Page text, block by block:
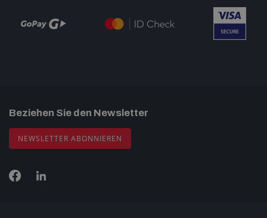
Beziehen Sie den Newsletter
NEWSLETTER ABONNIEREN